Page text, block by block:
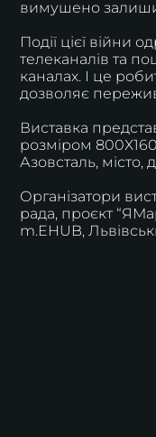
вимушено
Події цієї війни
телеканалів та
каналах. І це
дозволяє
Виставка
розміром
Азовсталь, місто,
Організатори
рада, проєкт
m.EHUB,